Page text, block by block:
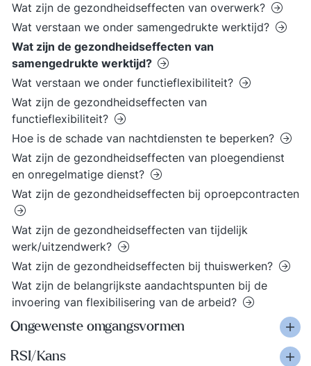
Wat zijn de gezondheidseffecten van overwerk?
Wat verstaan we onder samengedrukte werktijd?
Wat zijn de gezondheidseffecten van
samengedrukte werktijd?
Wat verstaan we onder functieflexibiliteit?
Wat zijn de gezondheidseffecten van
functieflexibiliteit?
Hoe is de schade van nachtdiensten te beperken?
Wat zijn de gezondheidseffecten van ploegendienst
en onregelmatige dienst?
Wat zijn de gezondheidseffecten bij oproepcontracten
Wat zijn de gezondheidseffecten van tijdelijk
werk/uitzendwerk?
Wat zijn de gezondheidseffecten bij thuiswerken?
Wat zijn de belangrijkste aandachtspunten bij de
invoering van flexibilisering van de arbeid?
Ongewenste omgangsvormen
RSI/Kans